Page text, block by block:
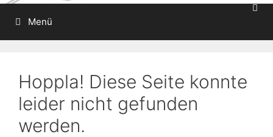
Menü
Hoppla! Diese Seite konnte
leider nicht gefunden
werden.